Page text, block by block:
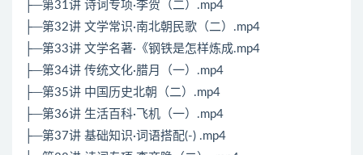
├─第31讲 诗词专项·李贺（二）.mp4
├─第32讲 文学常识·南北朝民歌（二）.mp4
├─第33讲 文学名著·《钢铁是怎样炼成.mp4
├─第34讲 传统文化·腊月（一）.mp4
├─第35讲 中国历史北朝（二）.mp4
├─第36讲 生活百科·飞机（一）.mp4
├─第37讲 基础知识·词语搭配(-) .mp4